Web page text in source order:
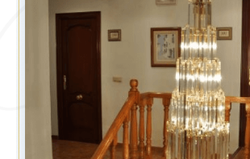
Buscar fechas alternativas